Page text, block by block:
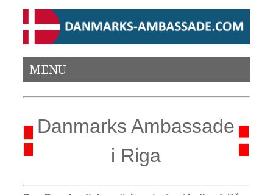
MENU
Danmarks Ambassade
i Riga